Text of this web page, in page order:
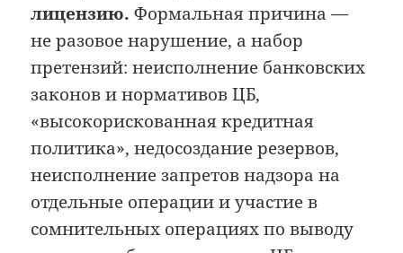
лицензию. Формальная причина —
не разовое нарушение, а набор
претензий: неисполнение банковских
законов и нормативов ЦБ,
«высокорискованная кредитная
политика», недосоздание резервов,
неисполнение запретов надзора на
отдельные операции и участие в
сомнительных операциях по выводу